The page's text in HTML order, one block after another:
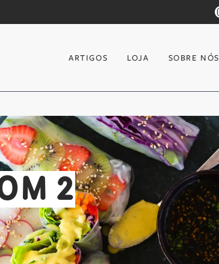
ARTIGOS LOJA SOBRE NÓS
2